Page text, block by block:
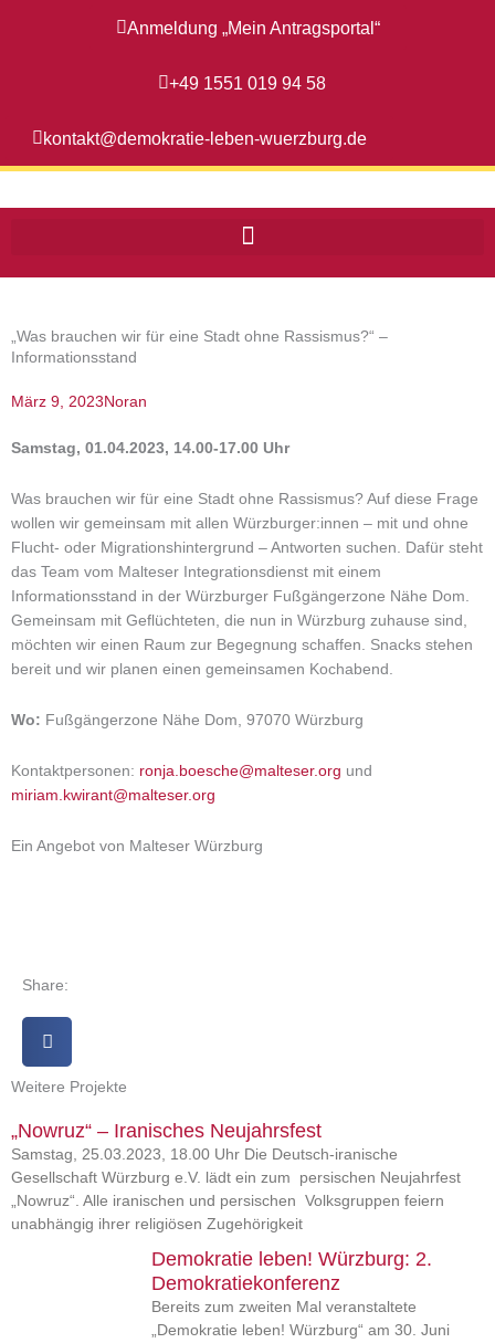
kontakt@demokratie-leben-wuerzburg.de
+49 1551 019 94 58
Anmeldung „Mein Antragsportal“
„Was brauchen wir für eine Stadt ohne Rassismus?“ –
Informationsstand
März 9, 2023 Noran
Samstag, 01.04.2023, 14.00-17.00 Uhr
Was brauchen wir für eine Stadt ohne Rassismus? Auf diese Frage
wollen wir gemeinsam mit allen Würzburger:innen – mit und ohne
Flucht- oder Migrationshintergrund – Antworten suchen. Dafür steht
das Team vom Malteser Integrationsdienst mit einem
Informationsstand in der Würzburger Fußgängerzone Nähe Dom.
Gemeinsam mit Geflüchteten, die nun in Würzburg zuhause sind,
möchten wir einen Raum zur Begegnung schaffen. Snacks stehen
bereit und wir planen einen gemeinsamen Kochabend.
Wo: Fußgängerzone Nähe Dom, 97070 Würzburg
Kontaktpersonen: ronja.boesche@malteser.org und
miriam.kwirant@malteser.org
Ein Angebot von Malteser Würzburg
Share:
Weitere Projekte
„Nowruz“ – Iranisches Neujahrsfest
Samstag, 25.03.2023, 18.00 Uhr Die Deutsch-iranische
Gesellschaft Würzburg e.V. lädt ein zum persischen Neujahrfest
„Nowruz“. Alle iranischen und persischen Volksgruppen feiern
unabhängig ihrer religiösen Zugehörigkeit
Demokratie leben! Würzburg: 2.
Demokratiekonferenz
Bereits zum zweiten Mal veranstaltete
„Demokratie leben! Würzburg“ am 30. Juni